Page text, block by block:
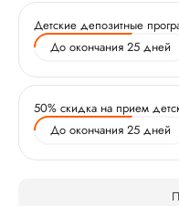
Детские депозитные
До окончания 25 дней
50% скидка на прием
До окончания 25 дней